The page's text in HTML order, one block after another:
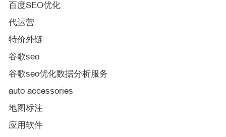
百度SEO优化
代运营
特价外链
谷歌seo
谷歌seo优化数据分析服务
auto accessories
地图标注
应用软件